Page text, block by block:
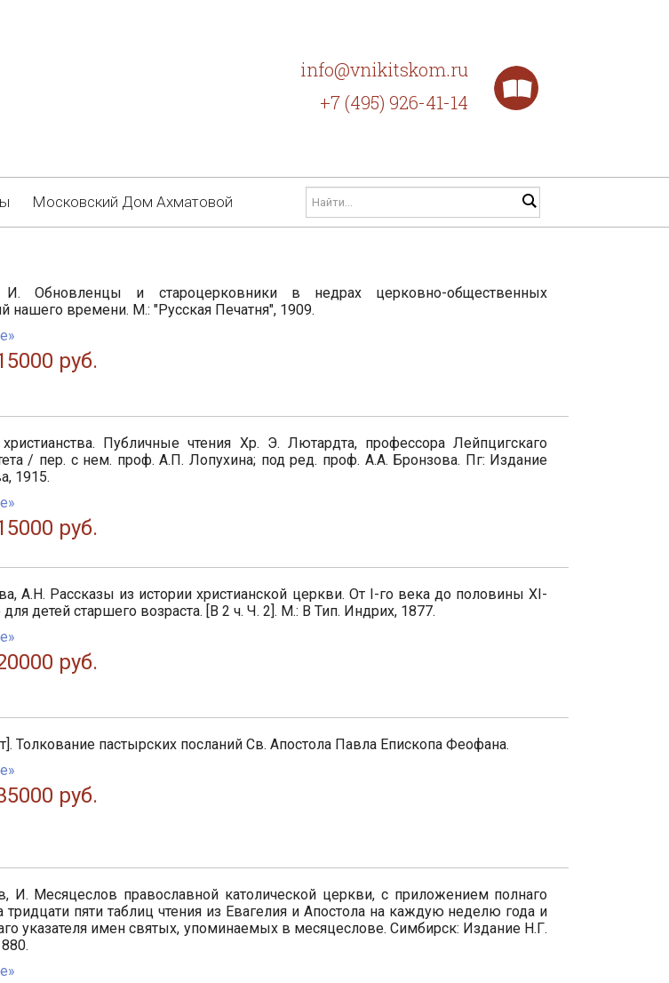
info@vnikitskom.ru
+7 (495) 926-41-14
Московский Дом Ахматовой
И. Обновленцы и староцерковники в недрах церковно-общественных
нашего времени. М.: "Русская Печатня", 1909.
руб.
Публичные чтения Хр. Э. Лютардта, профессора Лейпцигскаго
/ пер. с нем. проф. А.П. Лопухина; под ред. проф. А.А. Бронзова. Пг: Издание
1915.
руб.
А.Н. Рассказы из истории христианской церкви. От I-го века до половины XI-
для детей старшего возраста. [В 2 ч. Ч. 2]. М.: В Тип. Индрих, 1877.
руб.
Толкование пастырских посланий Св. Апостола Павла Епископа Феофана.
руб.
И. Месяцеслов православной католической церкви, с приложением полнаго
тридцати пяти таблиц чтения из Евагелия и Апостола на каждую неделю года и
указателя имен святых, упоминаемых в месяцеслове. Симбирск: Издание Н.Г.